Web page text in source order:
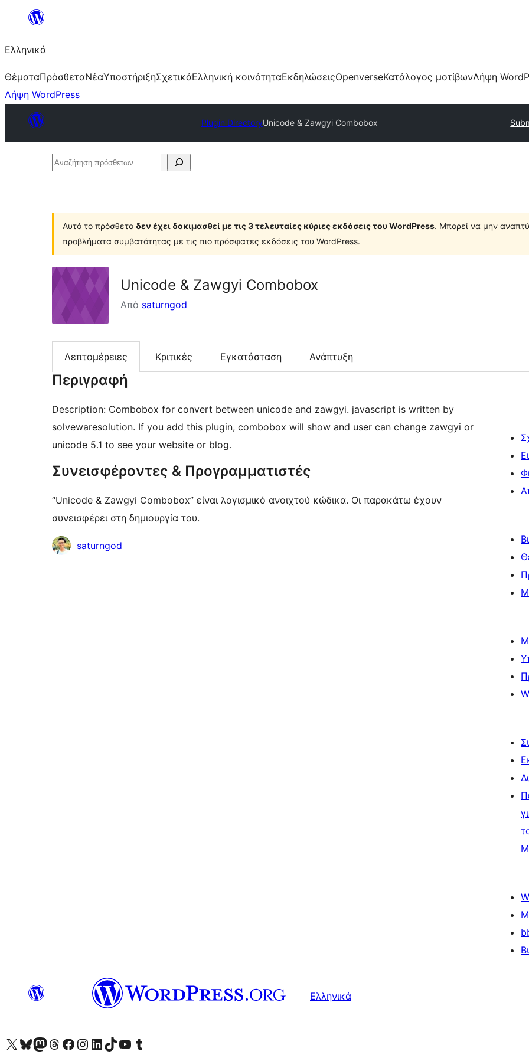
Μετάβαση
περιεχόμενο
Ελληνικά
ΘέματαΠρόσθεταΝέαΥποστήριξηΣχετικάΕλληνική κοινότηταΕκδηλώσειςOpenverseΚατάλογος μοτίβωνΛήψη
Λήψη WordPress
Plugin DirectoryUnicode & Zawgyi Combobox
Αναζήτηση
Αυτό το πρόσθετο δεν έχει δοκιμασθεί με τις 3 τελευταίες κύριες εκδόσεις του WordPress. Μπορεί να μην
προβλήματα συμβατότητας με τις πιο πρόσφατες εκδόσεις του WordPress.
Unicode & Zawgyi Combobox
Από saturngod
Λεπτομέρειες Κριτικές Εγκατάσταση Ανάπτυξη
Περιγραφή
Description: Combobox for convert between unicode and zawgyi. javascript is written by
solvewaresolution. If you add this plugin, combobox will show and user can change zawgyi or
unicode 5.1 to see your website or blog.
Συνεισφέροντες & Προγραμματιστές
“Unicode & Zawgyi Combobox” είναι λογισμικό ανοιχτού κώδικα. Οι παρακάτω έχουν
συνεισφέρει στη δημιουργία του.
Συντελεστές
saturngod
Ελληνικά
Visit our X (formerly Twitter) account
Visit our Bluesky account
Επισκεφθείτε τον λογαριασμό μας στο Mastodon
Visit our Threads account
Επισκεφτείτε τη σελίδα μας στο Facebook
Επισκεφθείτε τον λογαριασμό μας Instagram
Επισκεφθείτε τον λογαριασμό μας LinkedIn
Visit our TikTok account
Visit our YouTube channel
Visit our Tumblr account